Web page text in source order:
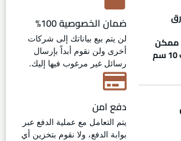
ممكن
مقاسات 10 سم
ضمان الخصوصية 100%
لن يتم بيع بياناتك إلى شركات
أخرى ولن نقوم أبداً بإرسال
رسائل غير مرغوب فيها إليك.
دفع امن
يتم التعامل مع عملية الدفع عبر
بوابة الدفع، ولا نقوم بتخزين أي